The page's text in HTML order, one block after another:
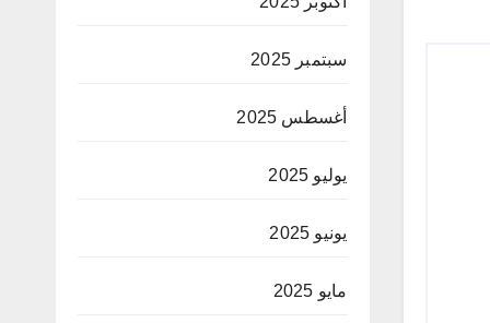
سبتمبر 2025
أغسطس 2025
يوليو 2025
يونيو 2025
مايو 2025